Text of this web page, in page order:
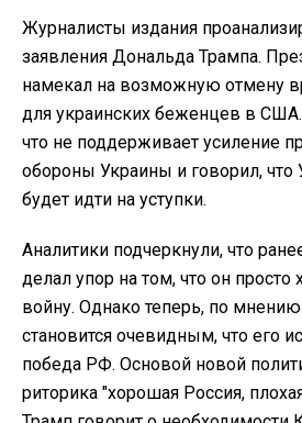
Журналисты издания
заявления Дональда Трампа.
намекал на возможную отмену
для украинских беженцев в
что не поддерживает усиление
обороны Украины и говорил, что
будет идти на уступки.
Аналитики подчеркнули, что
делал упор на том, что он просто
войну. Однако теперь, по
становится очевидным, что его
победа РФ. Основой новой
риторика "хорошая Россия,